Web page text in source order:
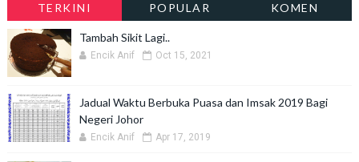
TERKINI POPULAR KOMEN
Tambah Sikit Lagi..
Encik Anif Oct 15, 2021
Jadual Waktu Berbuka Puasa dan Imsak 2019 Bagi
Negeri Johor
Encik Anif Apr 17, 2019